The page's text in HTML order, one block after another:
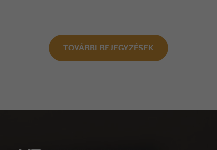
TOVÁBBI BEJEGYZÉSEK